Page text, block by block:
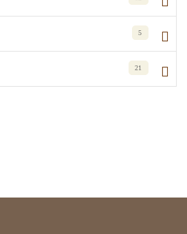
5
21